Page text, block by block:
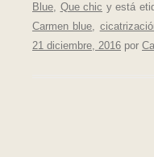
Blue, Que chic y está
Carmen blue,
21 diciembre, 2016 por